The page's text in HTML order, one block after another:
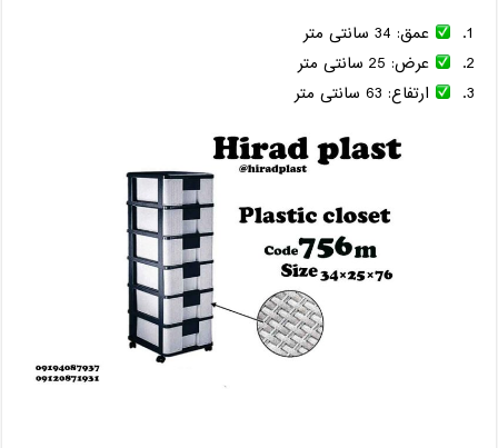
عمق: 34 سانتی متر
عرض: 25 سانتی متر
ارتفاع: 63 سانتی متر